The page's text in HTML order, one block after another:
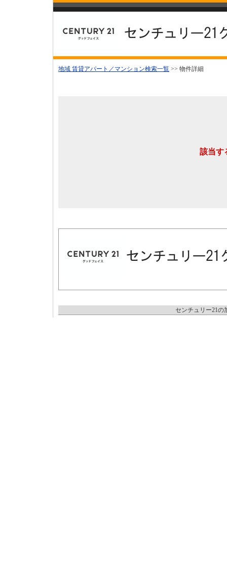
地域 賃貸アパート／マンション検索一覧 >> 物件詳細
該当す
センチュリー21の